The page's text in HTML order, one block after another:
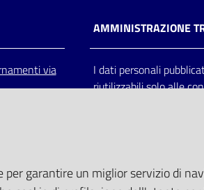
via
AMMINISTRAZIONE
I dati personali
riutilizzabili solo alle
garantire un miglior servizio di